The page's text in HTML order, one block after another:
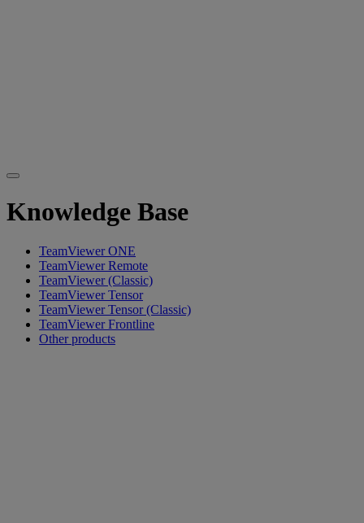
Knowledge Base
TeamViewer ONE
TeamViewer Remote
TeamViewer (Classic)
TeamViewer Tensor
TeamViewer Tensor (Classic)
TeamViewer Frontline
Other products